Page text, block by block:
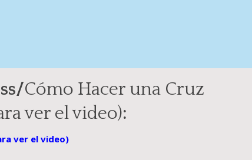
Cómo Hacer una Cruz
ver el video):
ver el video)